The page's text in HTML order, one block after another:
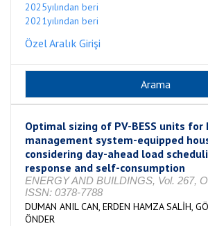
2025yılından beri
2021yılından beri
Özel Aralık Girişi
Optimal sizing of PV-BESS units for
management system-equipped
considering day-ahead load
response and self-consumption
ENERGY AND BUILDINGS, Vol. 267,
ISSN: 0378-7788
DUMAN ANIL CAN, ERDEN HAMZA SALİH,
ÖNDER